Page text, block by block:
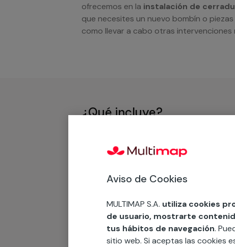
ofrecemos en la instalación de
que necesites un nuevo bombín o
como llevar a cabo otras intervenciones
¿Qué incluye?
Presupuesto gratis y sin compromiso
Mano de obra para instalación de
¿Qué no incluye?
Materiales
Aviso de Cookies
MULTIMAP S.A. utiliza cookies
de usuario, mostrarte
tus hábitos de navegación.
sitio web. Si aceptas las cookies